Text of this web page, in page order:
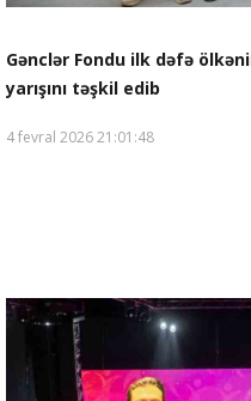
Gənclər Fondu ilk dəfə
yarışını təşkil edib
4 fevral 2026 21:01:48